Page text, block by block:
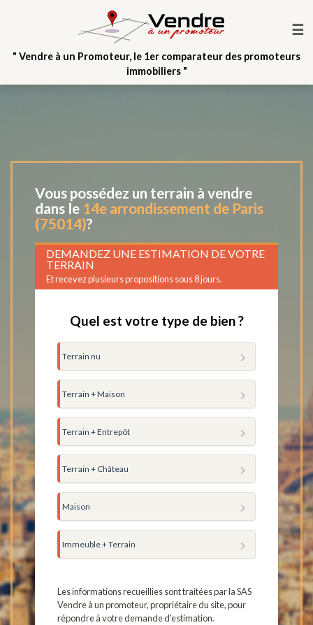
☰
" Vendre à un Promoteur, le 1er comparateur des promoteurs
immobiliers "
Vous possédez un terrain à vendre
dans le 14e arrondissement de Paris
(75014)?
DEMANDEZ UNE ESTIMATION DE VOTRE
TERRAIN
Et recevez plusieurs propositions sous 8 jours.
Quel est votre type de bien ?
Terrain nu
Terrain + Maison
Terrain + Entrepôt
Terrain + Château
Maison
Immeuble + Terrain
Les informations recueillies sont traitées par la SAS
Vendre à un promoteur, propriétaire du site, pour
répondre à votre demande d'estimation.